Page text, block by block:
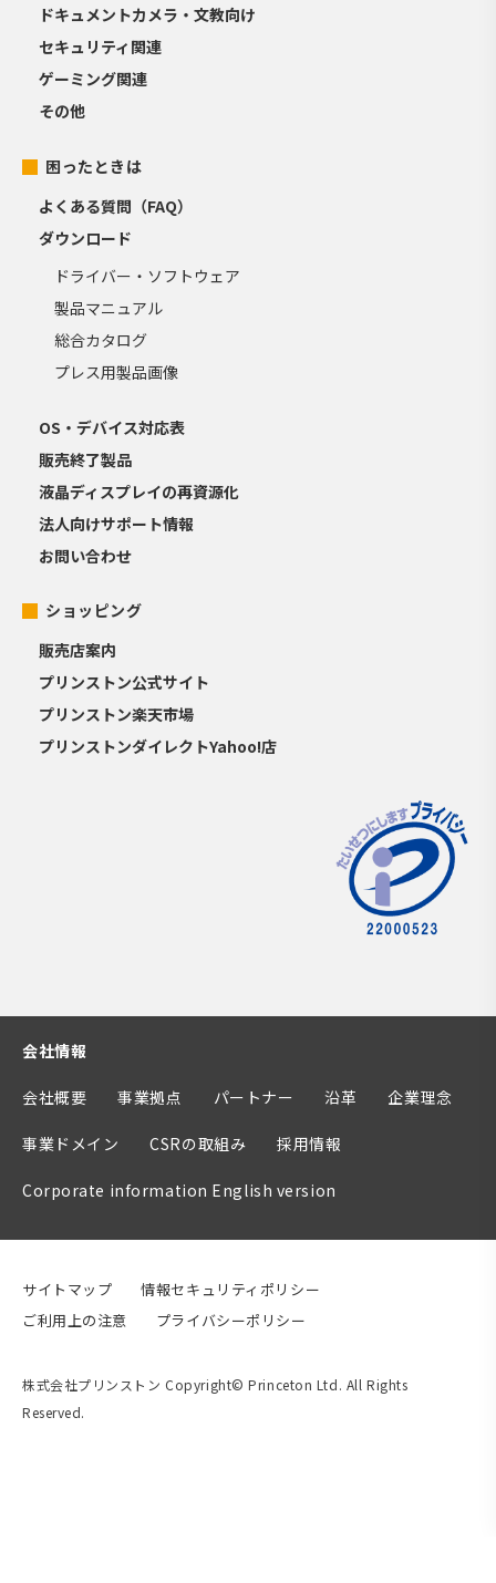
ドキュメントカメラ・文教向け
セキュリティ関連
ゲーミング関連
その他
困ったときは
よくある質問（FAQ）
ダウンロード
ドライバー・ソフトウェア
製品マニュアル
総合カタログ
プレス用製品画像
OS・デバイス対応表
販売終了製品
液晶ディスプレイの再資源化
法人向けサポート情報
お問い合わせ
ショッピング
販売店案内
プリンストン公式サイト
プリンストン楽天市場
プリンストンダイレクトYahoo!店
会社情報
会社概要 事業拠点 パートナー 沿革 企業理念
事業ドメイン CSRの取組み 採用情報
Corporate information English version
サイトマップ
情報セキュリティポリシー
ご利用上の注意
プライバシーポリシー
株式会社プリンストン Copyright© Princeton Ltd. All Rights
Reserved.